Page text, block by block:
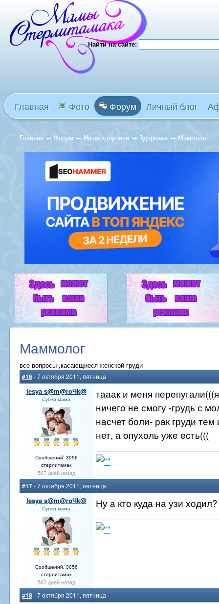
Найти на сайте:
Главная Фото Форум Личный блог
Главная → Форум → Наше здоровье → Здоровье → Маммолог
Маммолог
все вопросы ,касающиеся женской груди
#16- 7 октября 2011, пятница
lesya s@m@roЧk@
Супер мама
Сообщений: 3056
стерлитамак
567 дней назад
тааак и меня
ничего не смогу -грудь с
насчет боли- рак груди
нет, а опухоль уже есть(((
#17- 7 октября 2011, пятница
lesya s@m@roЧk@
Супер мама
Сообщений: 3056
стерлитамак
567 дней назад
Ну а кто куда на узи ходил?
#18- 7 октября 2011, пятница